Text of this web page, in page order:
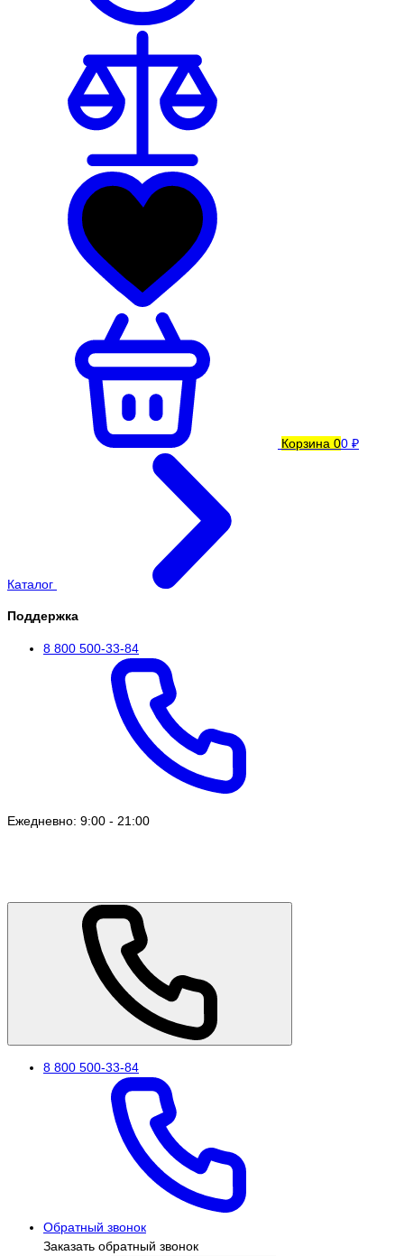
Корзина 00 ₽
Каталог
Поддержка
8 800 500-33-84
Ежедневно: 9:00 - 21:00
8 800 500-33-84
Обратный звонок
Заказать обратный звонок